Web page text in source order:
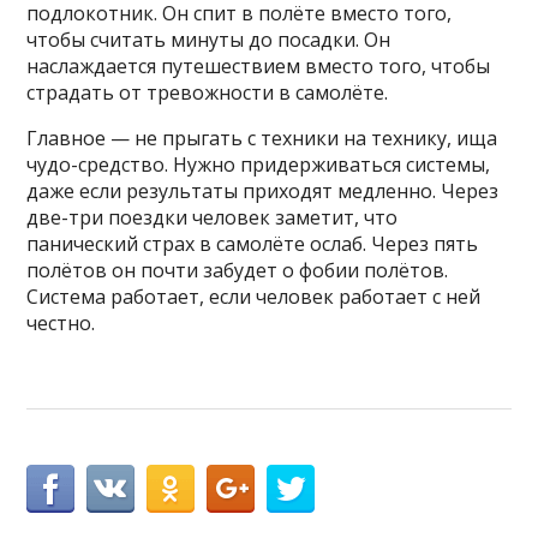
подлокотник. Он спит в полёте вместо того,
чтобы считать минуты до посадки. Он
наслаждается путешествием вместо того, чтобы
страдать от тревожности в самолёте.
Главное — не прыгать с техники на технику, ища
чудо-средство. Нужно придерживаться системы,
даже если результаты приходят медленно. Через
две-три поездки человек заметит, что
панический страх в самолёте ослаб. Через пять
полётов он почти забудет о фобии полётов.
Система работает, если человек работает с ней
честно.